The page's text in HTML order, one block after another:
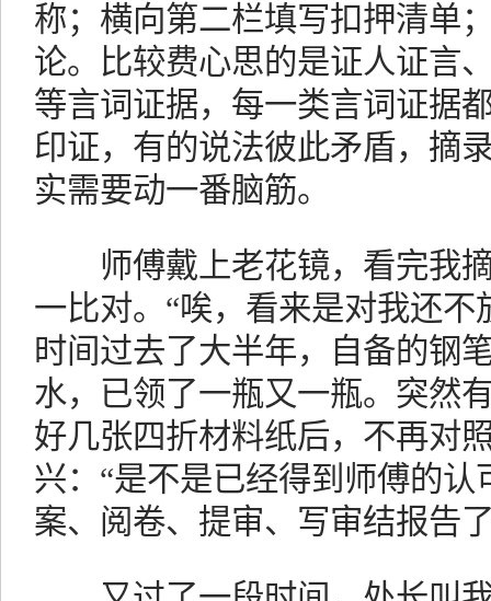
称；横向第二栏填写扣押清单
论。比较费心思的是证人证言
等言词证据，每一类言词证据
印证，有的说法彼此矛盾，摘
实需要动一番脑筋。
师傅戴上老花镜，看完我摘
一比对。“唉，看来是对我还
时间过去了大半年，自备的钢
水，已领了一瓶又一瓶。突然
好几张四折材料纸后，不再对
兴：“是不是已经得到师傅的
案、阅卷、提审、写审结报告